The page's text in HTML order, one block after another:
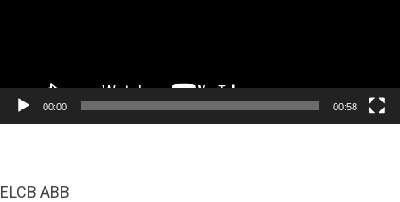
00:00 00:58
ELCB ABB